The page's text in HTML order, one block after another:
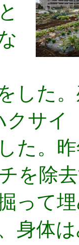
した
クサ
た。
を除
って
身体